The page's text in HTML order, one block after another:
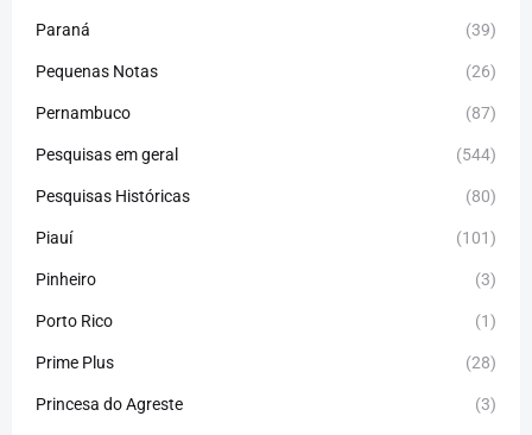
Paraná (39)
Pequenas Notas (26)
Pernambuco (87)
Pesquisas em geral (544)
Pesquisas Históricas (80)
Piauí (101)
Pinheiro (3)
Porto Rico (1)
Prime Plus (28)
Princesa do Agreste (3)